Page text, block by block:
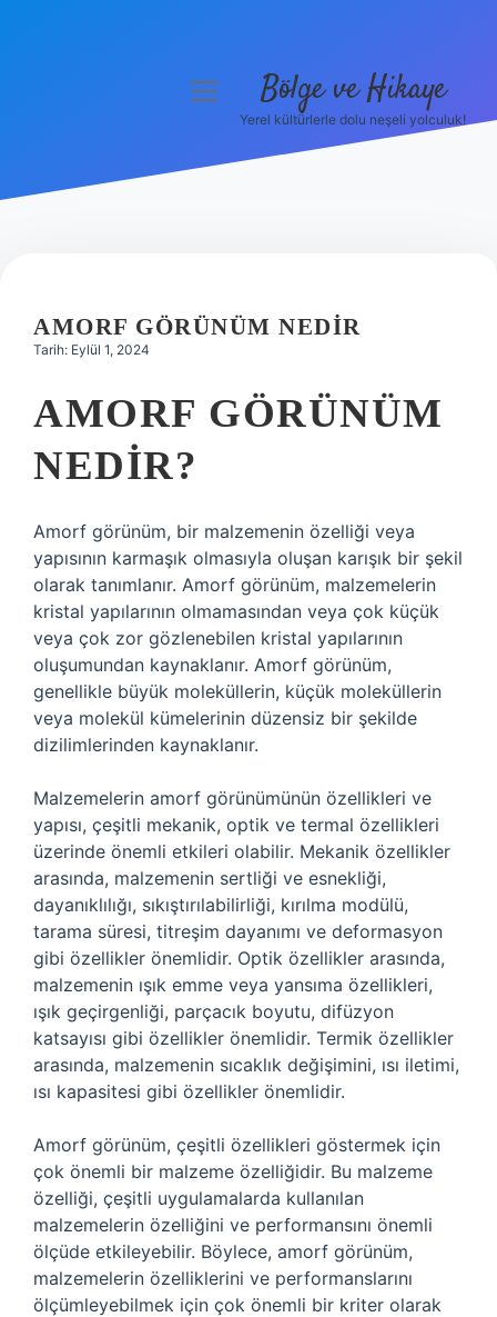
Hakkımızda
menüyü
Bölge ve Hikaye
Yerel kültürlerle dolu neşeli yolculuk!
AMORF GÖRÜNÜM NEDIR
Tarih: Eylül 1, 2024
AMORF GÖRÜNÜM
NEDIR?
Amorf görünüm, bir malzemenin özelliği veya
yapısının karmaşık olmasıyla oluşan karışık bir şekil
olarak tanımlanır. Amorf görünüm, malzemelerin
kristal yapılarının olmamasından veya çok küçük
veya çok zor gözlenebilen kristal yapılarının
oluşumundan kaynaklanır. Amorf görünüm,
genellikle büyük moleküllerin, küçük moleküllerin
veya molekül kümelerinin düzensiz bir şekilde
dizilimlerinden kaynaklanır.
Malzemelerin amorf görünümünün özellikleri ve
yapısı, çeşitli mekanik, optik ve termal özellikleri
üzerinde önemli etkileri olabilir. Mekanik özellikler
arasında, malzemenin sertliği ve esnekliği,
dayanıklılığı, sıkıştırılabilirliği, kırılma modülü,
tarama süresi, titreşim dayanımı ve deformasyon
gibi özellikler önemlidir. Optik özellikler arasında,
malzemenin ışık emme veya yansıma özellikleri,
ışık geçirgenliği, parçacık boyutu, difüzyon
katsayısı gibi özellikler önemlidir. Termik özellikler
arasında, malzemenin sıcaklık değişimini, ısı iletimi,
ısı kapasitesi gibi özellikler önemlidir.
Amorf görünüm, çeşitli özellikleri göstermek için
çok önemli bir malzeme özelliğidir. Bu malzeme
özelliği, çeşitli uygulamalarda kullanılan
malzemelerin özelliğini ve performansını önemli
ölçüde etkileyebilir. Böylece, amorf görünüm,
malzemelerin özelliklerini ve performanslarını
ölçümleyebilmek için çok önemli bir kriter olarak